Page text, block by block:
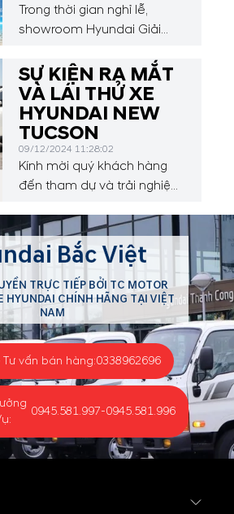
Trong thời gian nghỉ lễ,
showroom Hyundai Giải
Quý khách hàng tham quan
và lái thử xe.
SỰ KIỆN RA MẮT
VÀ LÁI THỬ XE
HYUNDAI NEW
TUCSON
09/12/2024 11:28:02
Kính mời quý khách hàng
đến tham dự và trải nghiệm
TUCSON
Bắc Việt
TRỰC TIẾP BỞI TC MOTOR
HYUNDAI CHÍNH HÃNG TẠI VIỆT
NAM
Tư vấn bán hàng:0338962696
0945.581.997-0945.581.996